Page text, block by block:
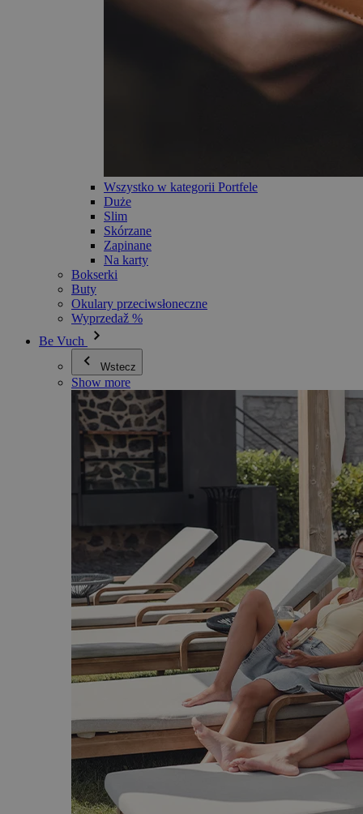
Wszystko w kategorii Portfele
Duże
Slim
Skórzane
Zapinane
Na karty
Bokserki
Buty
Okulary przeciwsłoneczne
Wyprzedaž %
Be Vuch
Wstecz
Show more